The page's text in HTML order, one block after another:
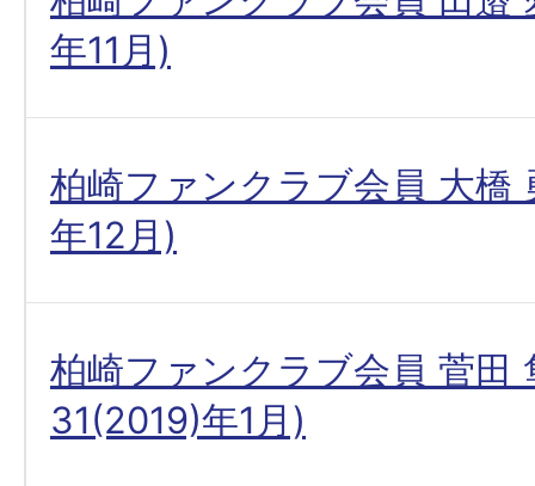
年11月)
柏崎ファンクラブ会員 大橋
年12月)
柏崎ファンクラブ会員 菅田
31(2019)年1月)